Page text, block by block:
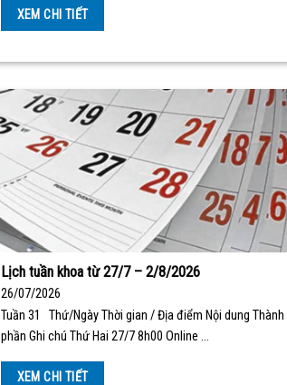
XEM CHI TIẾT
Lịch tuần khoa từ 27/7 – 2/8/2026
26/07/2026
Tuần 31 Thứ/Ngày Thời gian / Địa điểm Nội dung Thành
phần Ghi chú Thứ Hai 27/7 8h00 Online …
XEM CHI TIẾT